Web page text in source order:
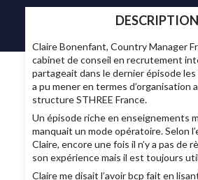
DESCRIPTION
Claire Bonenfant, Country Manager
cabinet de conseil en recrutement
partageait dans le dernier épisode les
a pu mener en termes d’organisation
structure STHREE France.
Un épisode riche en enseignements
manquait un mode opératoire. Selon
Claire, encore une fois il n’y a pas de
son expérience mais il est toujours
Claire me disait l’avoir bcp fait en